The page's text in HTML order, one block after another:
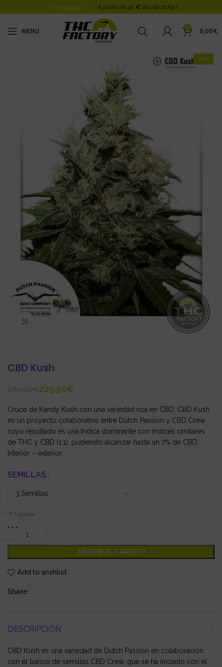
Envio gratis! A partir de 49 € (hasta 10 kg )
MENU 0 0,00€
-15%
CBD Kush
229,50€
Cruce de Kandy Kush con una variedad rica en CBD. CBD Kush
es un proyecto colaborativo entre Dutch Passion y CBD Crew
cuyo resultado es una Indica dominante con índices similares
de THC y CBD (1:1), pudiendo alcanzar hasta un 7% de CBD.
Interior – exterior.
SEMILLAS
Limpiar
AÑADIR AL CARRITO
Add to wishlist
Share:
DESCRIPCIÓN
CBD Kush es una variedad de Dutch Passion en colaboración
con el banco de semillas CBD Crew, que se ha iniciado con el